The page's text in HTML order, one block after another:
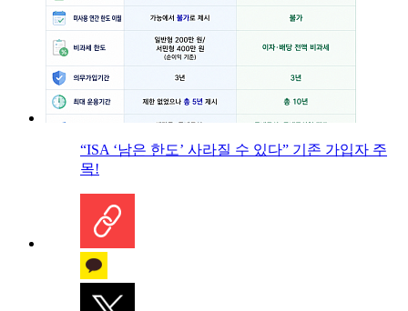
“ISA ‘남은 한도’ 사라질 수 있다” 기존 가입자 주
목!